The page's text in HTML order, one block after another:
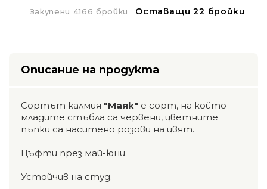
Закупени 4166 бройки Оставащи 22 бройки
Описание на продукта
Сортът калмия "Маяк" е сорт, на който
младите стъбла са червени, цветните
пъпки са наситено розови на цвят.
Цъфти през май-юни.
Устойчив на студ.